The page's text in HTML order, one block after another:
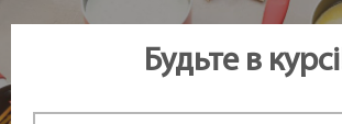
Будьте в